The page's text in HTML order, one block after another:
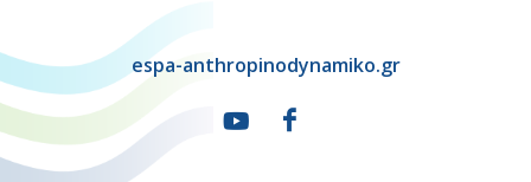
espa-anthropinodynamiko.gr